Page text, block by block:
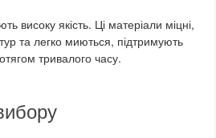
високу якість. Ці матеріали міцні,
та легко миються, підтримують
тривалого часу.